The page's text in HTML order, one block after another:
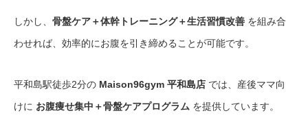
しかし、 骨盤ケア＋体幹トレーニング＋生活習慣改善 を組み合
わせれば、効率的にお腹を引き締めることが可能です。
平和島駅徒歩2分の Maison96gym 平和島店 では、産後ママ向
けに お腹痩せ集中＋骨盤ケアプログラム を提供しています。